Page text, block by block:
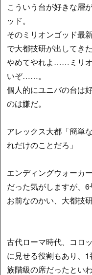
こういう台が好きな層
ッド。
そのミリオンゴッド最
で大都技研が出してきた
やめてやれよ……ミリオ
いぞ……。
個人的にユニバの台は
のは嫌だ。
アレックス大都「簡単
れだけのことだろ」
エンディングウォーカ
だった気がしますが、
お前なのかい、大都技研
古代ローマ時代、コロ
に見せる役割もあり、
族階級の席だったとい